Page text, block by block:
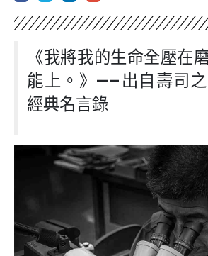
《我將我的生命全壓在
能上。》—–出自壽司
經典名言錄